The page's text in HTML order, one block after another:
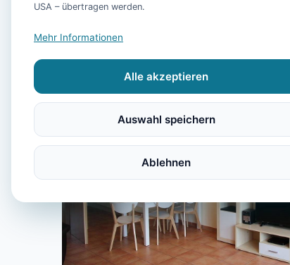
USA – übertragen werden.
Mehr Informationen
Alle akzeptieren
Auswahl speichern
Ablehnen